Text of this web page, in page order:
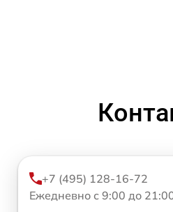
+7 (495) 128-16-72
Ежедневно с 9:00 до